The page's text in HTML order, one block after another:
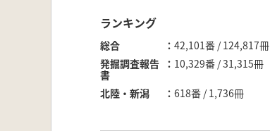
ランキング
総合
42,101番 / 124,817冊
発掘調査報告
書
10,329番 / 31,315冊
北陸・新潟 618番 / 1,736冊